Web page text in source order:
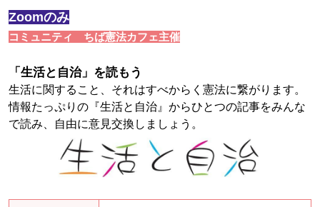
Zoomのみ
コミュニティ ちば憲法カフェ主催
「生活と自治」を読もう
生活に関すること、それはすべからく憲法に繋がります。
情報たっぷりの『生活と自治』からひとつの記事をみんな
で読み、自由に意見交換しましょう。